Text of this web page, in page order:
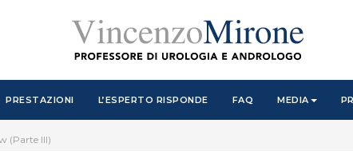
PRESTAZIONI L’ESPERTO RISPONDE FAQ MEDIA
(Parte III)